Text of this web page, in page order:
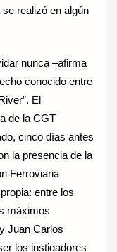
realizó en algún
nunca –afirma
conocido entre
El
de la CGT
cinco días antes
la presencia de la
Ferroviaria
entre los
máximos
Juan Carlos
los instigadores